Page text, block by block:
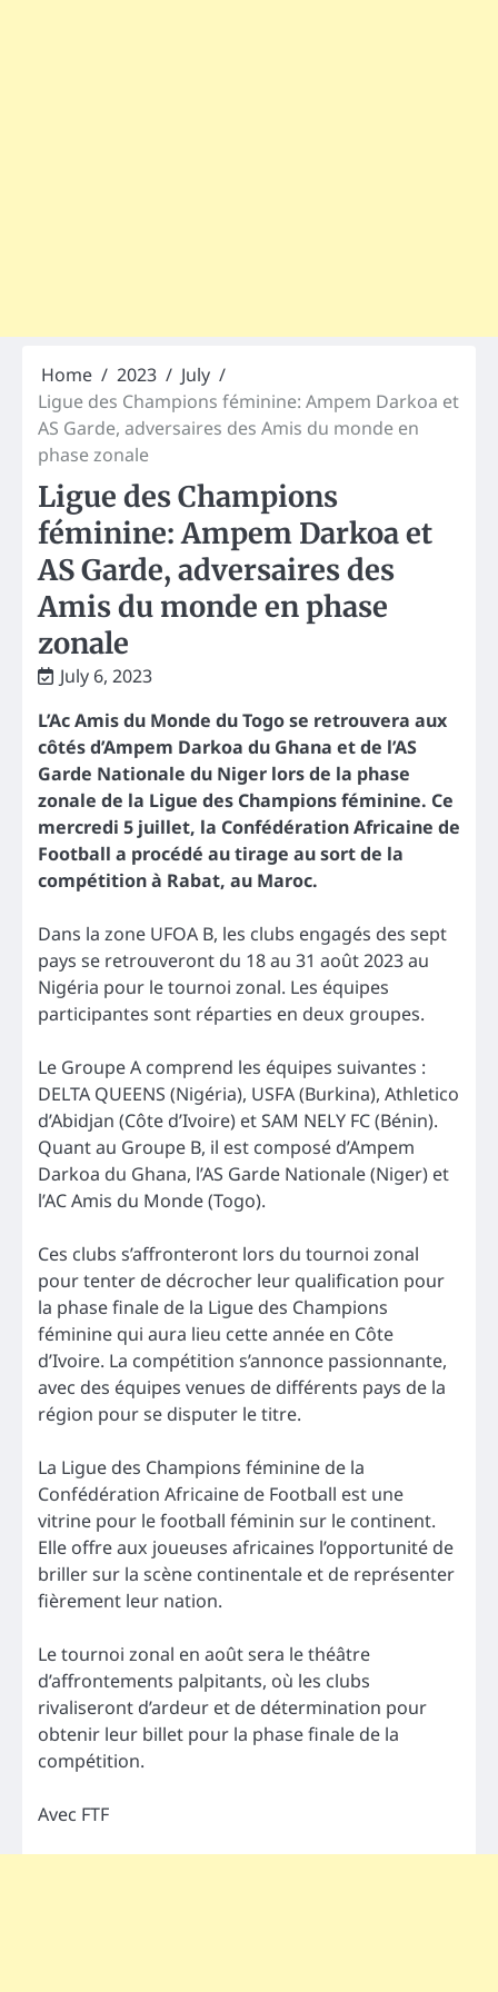
Home 2023
July
Ligue des Champions féminine: Ampem Darkoa et
AS Garde, adversaires des Amis du monde en
phase zonale
Ligue des Champions
féminine: Ampem Darkoa et
AS Garde, adversaires des
Amis du monde en phase
zonale
July 6, 2023
L’Ac Amis du Monde du Togo se retrouvera aux
côtés d’Ampem Darkoa du Ghana et de l’AS
Garde Nationale du Niger lors de la phase
zonale de la Ligue des Champions féminine. Ce
mercredi 5 juillet, la Confédération Africaine de
Football a procédé au tirage au sort de la
compétition à Rabat, au Maroc.
Dans la zone UFOA B, les clubs engagés des sept
pays se retrouveront du 18 au 31 août 2023 au
Nigéria pour le tournoi zonal. Les équipes
participantes sont réparties en deux groupes.
Le Groupe A comprend les équipes suivantes :
DELTA QUEENS (Nigéria), USFA (Burkina), Athletico
d’Abidjan (Côte d’Ivoire) et SAM NELY FC (Bénin).
Quant au Groupe B, il est composé d’Ampem
Darkoa du Ghana, l’AS Garde Nationale (Niger) et
l’AC Amis du Monde (Togo).
Ces clubs s’affronteront lors du tournoi zonal
pour tenter de décrocher leur qualification pour
la phase finale de la Ligue des Champions
féminine qui aura lieu cette année en Côte
d’Ivoire. La compétition s’annonce passionnante,
avec des équipes venues de différents pays de la
région pour se disputer le titre.
La Ligue des Champions féminine de la
Confédération Africaine de Football est une
vitrine pour le football féminin sur le continent.
Elle offre aux joueuses africaines l’opportunité de
briller sur la scène continentale et de représenter
fièrement leur nation.
Le tournoi zonal en août sera le théâtre
d’affrontements palpitants, où les clubs
rivaliseront d’ardeur et de détermination pour
obtenir leur billet pour la phase finale de la
compétition.
Avec FTF